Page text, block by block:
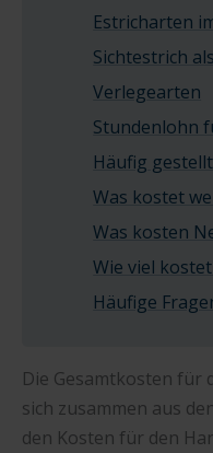
Estricharten
Sichtestrich
Verlegearten
Stundenlohn
Häufig
Was kostet
Was kosten
Wie viel
Häufige
Die Gesamtkosten für
sich zusammen aus
den Kosten für den